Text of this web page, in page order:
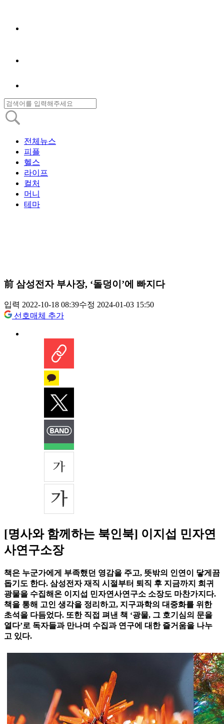
전체뉴스
피플
헬스
라이프
컬처
머니
테마
前 삼성전자 부사장, ‘돌덩이’에 빠지다
입력 2022-10-18 08:39수정 2024-01-03 15:50
선호매체 추가
[명사와 함께하는 북인북] 이지섭 민자연
사연구소장
책은 누군가에게 부족했던 영감을 주고, 뜻밖의 인연이 닿게끔
돕기도 한다. 삼성전자 재직 시절부터 퇴직 후 지금까지 희귀
광물을 수집해온 이지섭 민자연사연구소 소장도 마찬가지다.
책을 통해 고인 생각을 정리하고, 지구과학의 대중화를 위한
초석을 다듬었다. 또한 직접 펴낸 책 ‘광물, 그 호기심의 문을
열다’로 독자들과 만나며 수집과 연구에 대한 즐거움을 나누
고 있다.